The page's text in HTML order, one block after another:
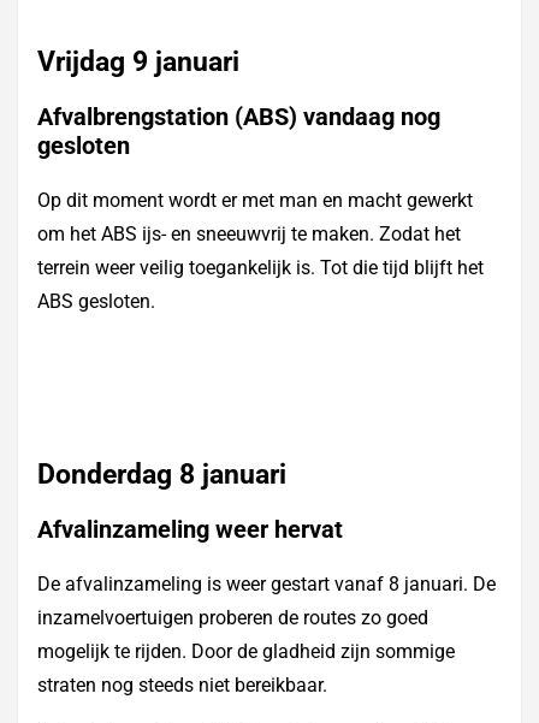
Vrijdag 9 januari
Afvalbrengstation (ABS) vandaag nog
gesloten
Op dit moment wordt er met man en macht gewerkt
om het ABS ijs- en sneeuwvrij te maken. Zodat het
terrein weer veilig toegankelijk is. Tot die tijd blijft het
ABS gesloten.
Donderdag 8 januari
Afvalinzameling weer hervat
De afvalinzameling is weer gestart vanaf 8 januari. De
inzamelvoertuigen proberen de routes zo goed
mogelijk te rijden. Door de gladheid zijn sommige
straten nog steeds niet bereikbaar.